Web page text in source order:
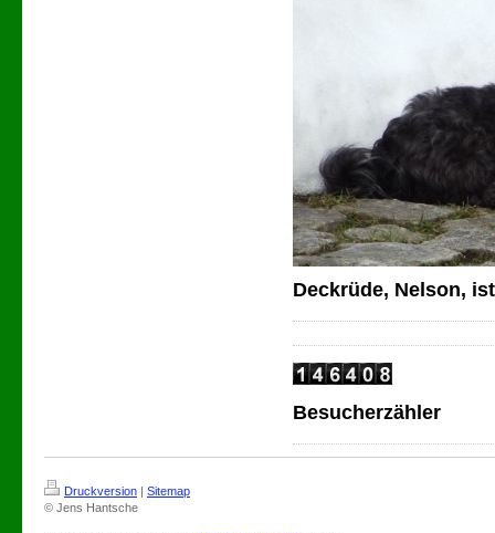
Deckrüde, Nelson,
Besucherzähler
Druckversion
Sitemap
© Jens Hantsche